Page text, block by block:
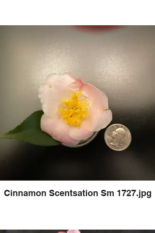
Cinnamon Scentsation Sm 1727.jpg